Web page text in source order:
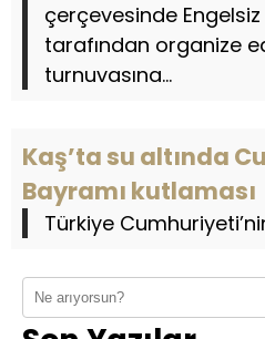
çerçevesinde Engelsiz
tarafından organize
turnuvasına...
Kaş’ta su altında
Bayramı kutlaması
Türkiye